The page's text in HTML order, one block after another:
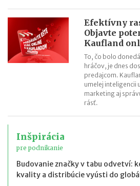
Efektívny
Objavte
Kaufland
To, čo bolo
hráčov, je dnes
predajcom.
umelej inteligencii
marketing aj
rásť.
Inšpirácia
pre podnikanie
Budovanie značky v tabu odvetví:
kvality a distribúcie vyústi do